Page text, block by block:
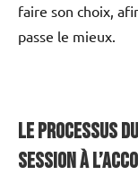
faire son choix,
passe le mieux.
Le Processus
Session à